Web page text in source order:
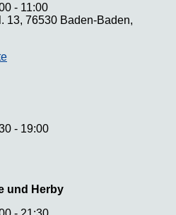
- 11:00
13, 76530 Baden-Baden,
- 19:00
und Herby